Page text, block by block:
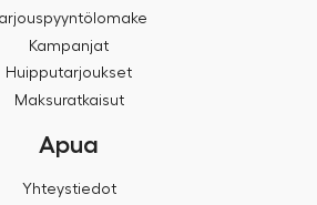
Kampanjat
Huipputarjoukset
Maksuratkaisut
Apua
Yhteystiedot